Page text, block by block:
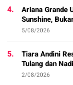
4.
Ariana Grande
Sunshine,
5/08/2026
5.
Tiara Andini
Tulang dan Nadi
2/08/2026